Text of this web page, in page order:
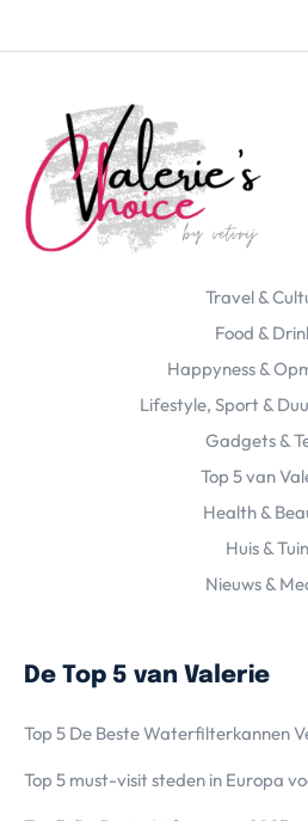
Travel &
Food &
Happyness &
Lifestyle, Sport &
Gadgets &
Top 5 van
Health &
Huis & Tuin
Nieuws &
De Top 5 van Valerie
Top 5 De Beste Waterfilterkannen
Top 5 must-visit steden in Europa